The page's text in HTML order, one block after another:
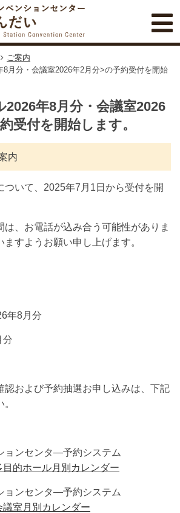
ご案内
8月分・会議室2026年2月分>の予約受付を開始
2026年8月分・会議室2026
受付を開始します。
内
ついて、2025年7月1日から受付を開
は、お電話が込み合う可能性がありま
すようお願い申し上げます。
年8月分
分
認および予約抽選お申し込みは、下記
ョンセンタ―予約システム
目的ホール月別カレンダー
ョンセンタ―予約システム
議室月別カレンダー